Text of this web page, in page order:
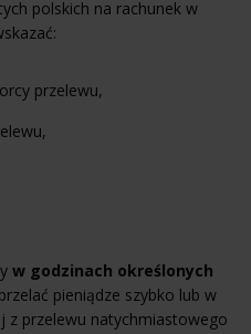
polskich na rachunek w
przelewu,
w godzinach określonych
pieniądze szybko lub w
z przelewu natychmiastowego